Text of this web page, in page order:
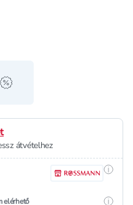
bevásárló listához
alert when on sale
átvételhez
elérhető